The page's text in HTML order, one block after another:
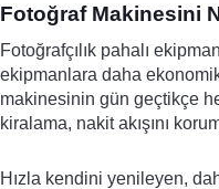
Fotoğraf Makinesini
Fotoğrafçılık pahalı
ekipmanlara daha
makinesinin gün geçtikçe
kiralama, nakit akışını
Hızla kendini yenileyen,